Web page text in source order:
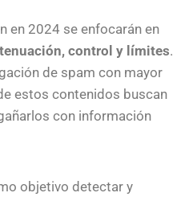
en 2024 se enfocarán en
control y límites.
de spam con mayor
estos contenidos buscan
con información
objetivo detectar y